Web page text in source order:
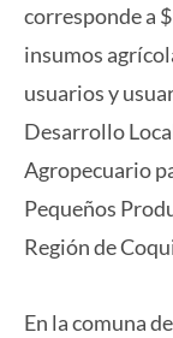
corresponde a
insumos
usuarios y
Desarrollo
Agropecuario
Pequeños
Región de
En la comuna